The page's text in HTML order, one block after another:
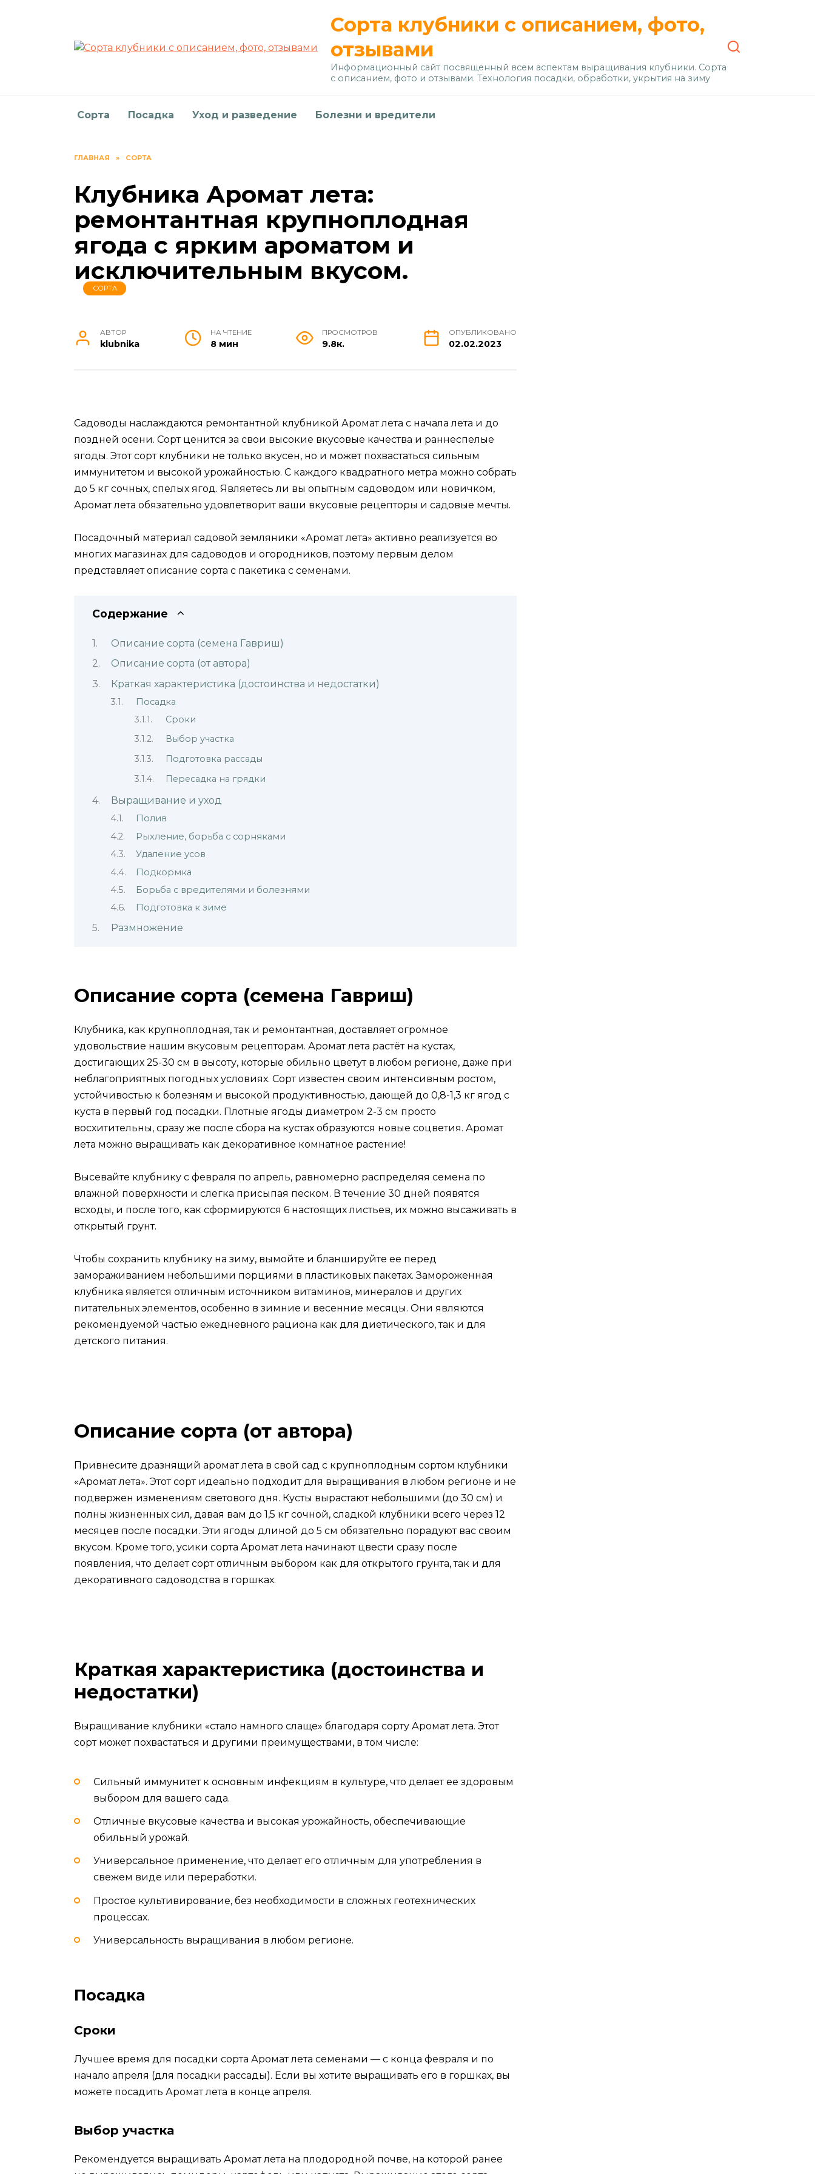
Сорта клубники с описанием, фото,
отзывами
Информационный сайт посвященный всем аспектам выращивания клубники. Сорта
с описанием, фото и отзывами. Технология посадки, обработки, укрытия на зиму
Сорта Посадка Уход и разведение Болезни и вредители
ГЛАВНАЯ » СОРТА
Клубника Аромат лета:
ремонтантная крупноплодная
ягода с ярким ароматом и
исключительным вкусом.
СОРТА
АВТОР
klubnika
НА ЧТЕНИЕ
8 мин
ПРОСМОТРОВ
9.8к.
ОПУБЛИКОВАНО
02.02.2023
Садоводы наслаждаются ремонтантной клубникой Аромат лета с начала лета и до
поздней осени. Сорт ценится за свои высокие вкусовые качества и раннеспелые
ягоды. Этот сорт клубники не только вкусен, но и может похвастаться сильным
иммунитетом и высокой урожайностью. C каждого квадратного метра можно собрать
до 5 кг сочных, спелых ягод. Являетесь ли вы опытным садоводом или новичком,
Аромат лета обязательно удовлетворит ваши вкусовые рецепторы и садовые мечты.
Посадочный материал садовой земляники «Аромат лета» активно реализуется во
многих магазинах для садоводов и огородников, поэтому первым делом
представляет описание сорта с пакетика с семенами.
Содержание
Описание сорта (семена Гавриш)
Описание сорта (от автора)
Краткая характеристика (достоинства и недостатки)
Посадка
Сроки
Выбор участка
Подготовка рассады
Пересадка на грядки
Выращивание и уход
Полив
Рыхление, борьба с сорняками
Удаление усов
Подкормка
Борьба с вредителями и болезнями
Подготовка к зиме
Размножение
Описание сорта (семена Гавриш)
Клубника, как крупноплодная, так и ремонтантная, доставляет огромное
удовольствие нашим вкусовым рецепторам. Аромат лета растёт на кустах,
достигающих 25-30 см в высоту, которые обильно цветут в любом регионе, даже при
неблагоприятных погодных условиях. Сорт известен своим интенсивным ростом,
устойчивостью к болезням и высокой продуктивностью, дающей до 0,8-1,3 кг ягод с
куста в первый год посадки. Плотные ягоды диаметром 2-3 см просто
восхитительны, сразу же после сбора на кустах образуются новые соцветия. Аромат
лета можно выращивать как декоративное комнатное растение!
Высевайте клубнику с февраля по апрель, равномерно распределяя семена по
влажной поверхности и слегка присыпая песком. В течение 30 дней появятся
всходы, и после того, как сформируются 6 настоящих листьев, их можно высаживать в
открытый грунт.
Чтобы сохранить клубнику на зиму, вымойте и бланшируйте ее перед
замораживанием небольшими порциями в пластиковых пакетах. Замороженная
клубника является отличным источником витаминов, минералов и других
питательных элементов, особенно в зимние и весенние месяцы. Они являются
рекомендуемой частью ежедневного рациона как для диетического, так и для
детского питания.
Описание сорта (от автора)
Привнесите дразнящий аромат лета в свой сад с крупноплодным сортом клубники
«Аромат лета». Этот сорт идеально подходит для выращивания в любом регионе и не
подвержен изменениям светового дня. Кусты вырастают небольшими (до 30 см) и
полны жизненных сил, давая вам до 1,5 кг сочной, сладкой клубники всего через 12
месяцев после посадки. Эти ягоды длиной до 5 см обязательно порадуют вас своим
вкусом. Кроме того, усики сорта Аромат лета начинают цвести сразу после
появления, что делает сорт отличным выбором как для открытого грунта, так и для
декоративного садоводства в горшках.
Краткая характеристика (достоинства и
недостатки)
Выращивание клубники «стало намного слаще» благодаря сорту Аромат лета. Этот
сорт может похвастаться и другими преимуществами, в том числе:
Сильный иммунитет к основным инфекциям в культуре, что делает ее здоровым
выбором для вашего сада.
Отличные вкусовые качества и высокая урожайность, обеспечивающие
обильный урожай.
Универсальное применение, что делает его отличным для употребления в
свежем виде или переработки.
Простое культивирование, без необходимости в сложных геотехнических
процессах.
Универсальность выращивания в любом регионе.
Посадка
Сроки
Лучшее время для посадки сорта Аромат лета семенами — с конца февраля и по
начало апреля (для посадки рассады). Если вы хотите выращивать его в горшках, вы
можете посадить Аромат лета в конце апреля.
Выбор участка
Рекомендуется выращивать Аромат лета на плодородной почве, на которой ранее